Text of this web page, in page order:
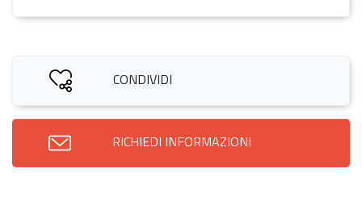
CONDIVIDI
RICHIEDI INFORMAZIONI